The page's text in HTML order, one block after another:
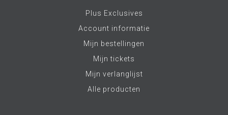
Plus Exclusives
Account informatie
Mijn bestellingen
Mijn tickets
Mijn verlanglijst
Alle producten